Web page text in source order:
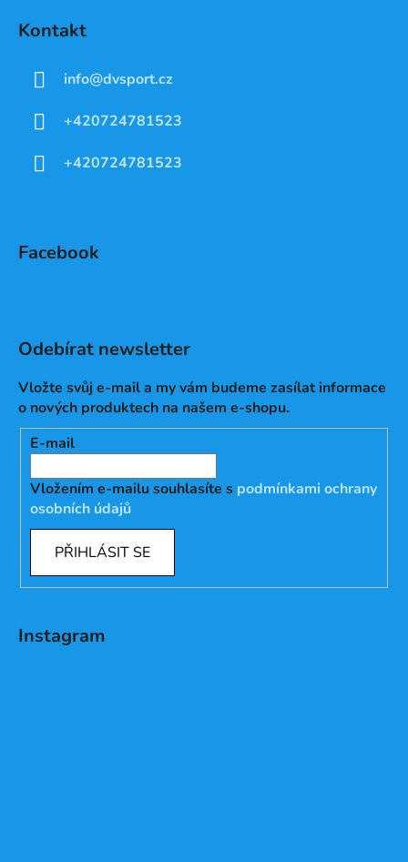
Kontakt
info@dvsport.cz
+420724781523
+420724781523
Facebook
Odebírat newsletter
Vložte svůj e-mail a my vám budeme zasílat informace
o nových produktech na našem e-shopu.
E-mail
Vložením e-mailu souhlasíte s podmínkami ochrany
osobních údajů
PŘIHLÁSIT SE
Instagram